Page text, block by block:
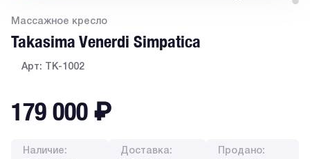
Массажное кресло
Takasima Venerdi Simpatica
Арт: TK-1002
179 000 ₽
Наличие:
Доставка:
Продано: